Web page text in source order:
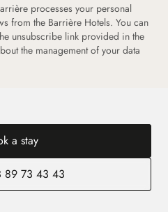
processes your personal
from the Barrière Hotels. You can
unsubscribe link provided in the
the management of your data
a stay
89 73 43 43